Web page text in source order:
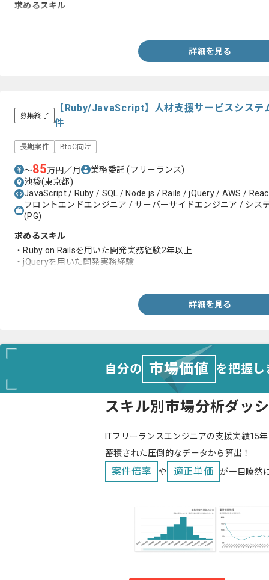
求めるスキル
詳細を見る
募集終了
【Ruby/JavaScript】人材支援サービスシステ
件
長期案件 BtoC向け
〜85万円／月 業務委託(フリーランス)
池袋(東京都)
JavaScript / Ruby / SQL / Node.js / Rails / jQuery / AWS /
フロントエンドエンジニア / サーバーサイドエンジニア / シス
(PG)
求めるスキル
・Ruby on Railsを用いた開発実務経験2年以上
・jQueryを用いた開発実務経験
詳細を見る
自分の 市場価値 を把握
スキル別市場分析ダッ
ITフリーランスエンジニアの支援実績15
蓄積された圧倒的なデータから算出！
案件倍率 や 適正単価 が一目瞭然